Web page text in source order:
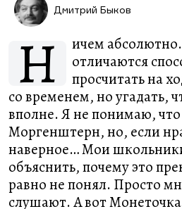
Дмитрий Быков
Н
ичем
отличаются
просчитать на
со временем, но угадать,
вполне. Я не понимаю, что
Моргенштерн, но, если
наверное… Мои
объяснить, почему это
равно не понял. Просто
слушают. А вот